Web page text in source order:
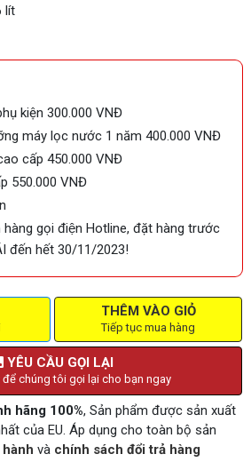
lít
kiện 300.000 VNĐ
máy lọc nước 1 năm 400.000 VNĐ
cấp 450.000 VNĐ
550.000 VNĐ
hàng gọi điện Hotline, đặt hàng trước
đến hết 30/11/2023!
THÊM VÀO GIỎ
Tiếp tục mua hàng
YÊU CẦU GỌI LẠI
để chúng tôi gọi lại cho bạn ngay
hãng 100%, Sản phẩm được sản xuất
của EU. Áp dụng cho toàn bộ sản
và chính sách đổi trả hàng